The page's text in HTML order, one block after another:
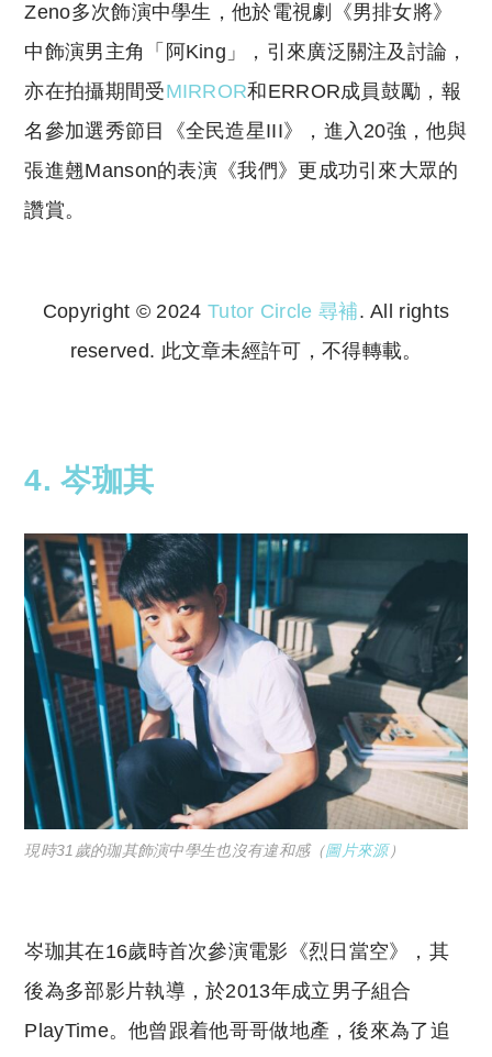
Zeno多次飾演中學生，他於電視劇《男排女將》
中飾演男主角「阿King」，引來廣泛關注及討論，
亦在拍攝期間受MIRROR和ERROR成員鼓勵，報
名參加選秀節目《全民造星III》，進入20強，他與
張進翹Manson的表演《我們》更成功引來大眾的
讚賞。
Copyright © 2024 Tutor Circle 尋補. All rights
reserved. 此文章未經許可，不得轉載。
4. 岑珈其
現時31歲的珈其飾演中學生也沒有違和感（圖片來源）
岑珈其在16歲時首次參演電影《烈日當空》，其
後為多部影片執導，於2013年成立男子組合
PlayTime。他曾跟着他哥哥做地產，後來為了追